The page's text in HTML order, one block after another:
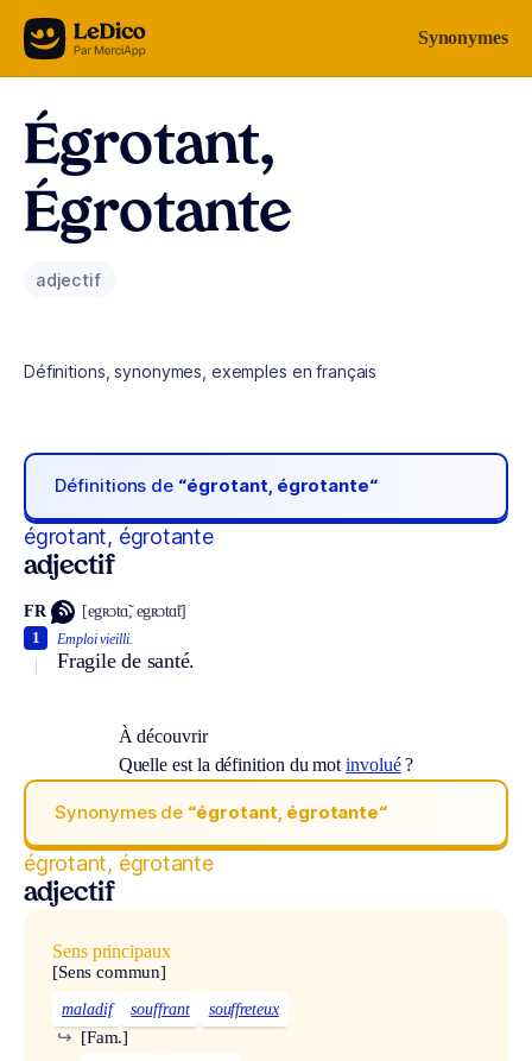
Aller au contenu Synonymes
Égrotant,
Égrotante
adjectif
Définitions, synonymes, exemples en français
Définitions de “égrotant, égrotante“
égrotant, égrotante
adjectif
FR [egʀɔtɑ̃, egʀɔtɑ̃t]
Emploi vieilli.
Fragile de santé.
1
À découvrir
Quelle est la définition du motinvolué?
Synonymes de “égrotant, égrotante“
égrotant, égrotante
adjectif
Sens principaux
[Sens commun]
maladif souffrant souffreteux
[Fam.]
↪